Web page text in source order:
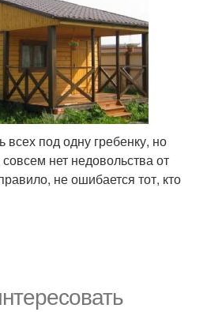
всех под одну гребенку, но
совсем нет недовольства от
не ошибается тот, кто